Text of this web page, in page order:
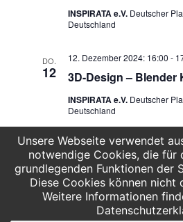
INSPIRATA e.V. Deutscher
Deutschland
DO.
12 3D-Design –
12. Dezember 2024: 16:00 -
INSPIRATA e.V. Deutscher
Deutschland
VORHERIGE Heute
KALENDER
Unsere Webseite verwendet
notwendige Cookies, die für
grundlegenden Funktionen der
Diese Cookies können nicht
Weitere Informationen